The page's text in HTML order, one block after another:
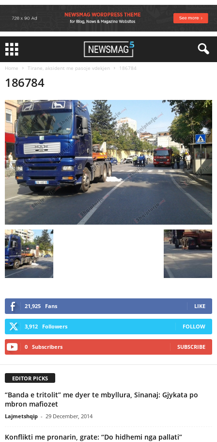
Home Tirane, aksident me pasoje vdekjen 186784
186784
21,925 Fans LIKE
3,912 Followers FOLLOW
0 Subscribers SUBSCRIBE
EDITOR PICKS
“Banda e tritolit” me dyer te mbyllura, Sinanaj: Gjykata po
mbron mafiozet
Lajmetshqip - 29 December, 2014
Konflikti me pronarin, grate: “Do hidhemi nga pallati”